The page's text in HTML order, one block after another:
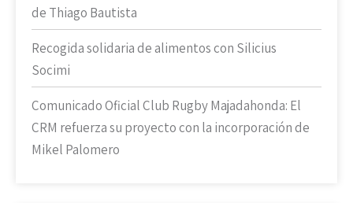
de Thiago Bautista
Recogida solidaria de alimentos con Silicius
Socimi
Comunicado Oficial Club Rugby Majadahonda: El
CRM refuerza su proyecto con la incorporación de
Mikel Palomero